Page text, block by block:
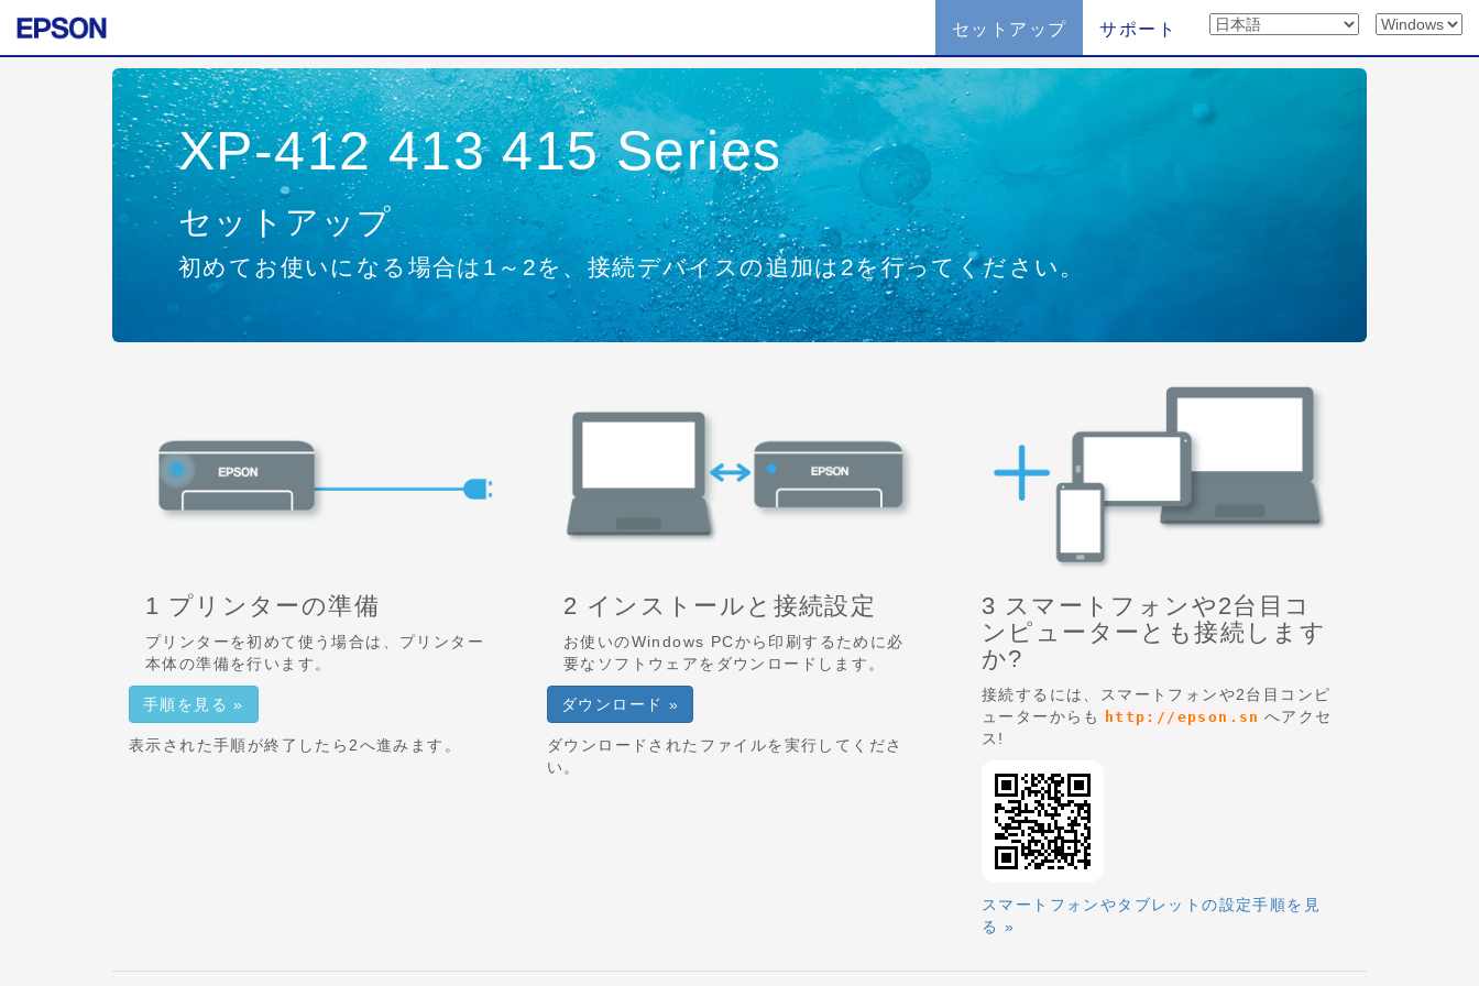
セットアップ サポート
XP-412 413 415 Series
セットアップ
初めてお使いになる場合は1～2を、接続デバイスの追加は2を行ってください。
1 プリンターの準備
プリンターを初めて使う場合は、プリンター
本体の準備を行います。
手順を見る »
表示された手順が終了したら2へ進みます。
2 インストールと接続設定
お使いのWindows PCから印刷するために必
要なソフトウェアをダウンロードします。
ダウンロード »
ダウンロードされたファイルを実行してくださ
い。
3 スマートフォンや2台目コ
ンピューターとも接続します
か?
接続するには、スマートフォンや2台目コンピ
ューターからも
http://epson.sn へアクセ
ス!
スマートフォンやタブレットの設定手順を見
る »